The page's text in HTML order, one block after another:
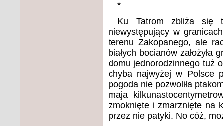
*
Ku Tatrom zbliża się
niewystępujący w
terenu Zakopanego, ale
białych bocianów
domu jednorodzinnego tuż
chyba najwyżej w Polsce
pogoda nie pozwoliła
maja
zmoknięte i zmarznięte na
przez nie patyki. No cóż,